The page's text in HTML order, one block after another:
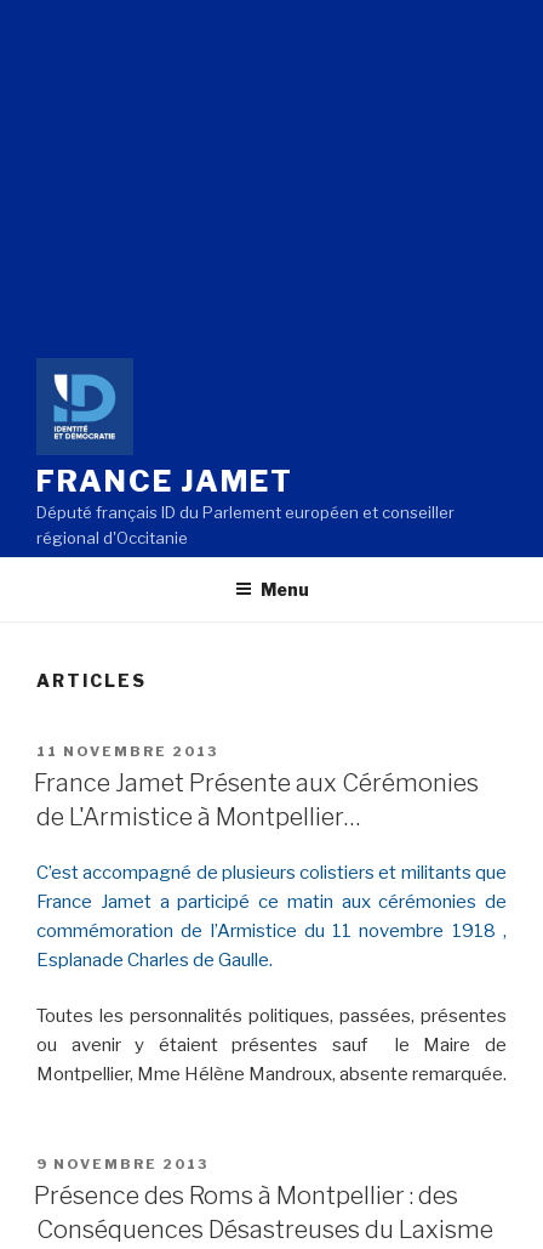
FRANCE JAMET
Député français ID du Parlement européen et conseiller
régional d'Occitanie
Menu
ARTICLES
PUBLIÉ
LE
11 NOVEMBRE 2013
France Jamet Présente aux Cérémonies
de L'Armistice à Montpellier…
C’est accompagné de plusieurs colistiers et militants que
France Jamet a participé ce matin aux cérémonies de
commémoration de l’Armistice du 11 novembre 1918 ,
Esplanade Charles de Gaulle.
Toutes les personnalités politiques, passées, présentes
ou avenir y étaient présentes sauf le Maire de
Montpellier, Mme Hélène Mandroux, absente remarquée.
PUBLIÉ
LE
9 NOVEMBRE 2013
Présence des Roms à Montpellier : des
Conséquences Désastreuses du Laxisme